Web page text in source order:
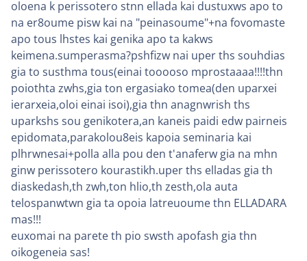
oloena k perissotero stnn ellada kai dustuxws apo to
na er8oume pisw kai na "peinasoume"+na fovomaste
apo tous lhstes kai genika apo ta kakws
keimena.sumperasma?pshfizw nai uper ths souhdias
gia to susthma tous(einai tooooso mprostaaaa!!!!thn
poiothta zwhs,gia ton ergasiako tomea(den uparxei
ierarxeia,oloi einai isoi),gia thn anagnwrish ths
uparkshs sou genikotera,an kaneis paidi edw pairneis
epidomata,parakolou8eis kapoia seminaria kai
plhrwnesai+polla alla pou den t'anaferw gia na mhn
ginw perissotero kourastikh.uper ths elladas gia th
diaskedash,th zwh,ton hlio,th zesth,ola auta
telospanwtwn gia ta opoia latreuoume thn ELLADARA
mas!!!
euxomai na parete th pio swsth apofash gia thn
oikogeneia sas!